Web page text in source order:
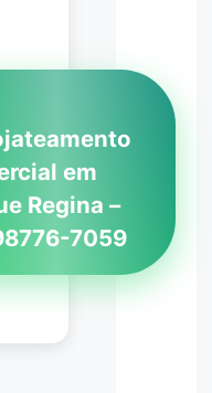
em
Regina –
7059